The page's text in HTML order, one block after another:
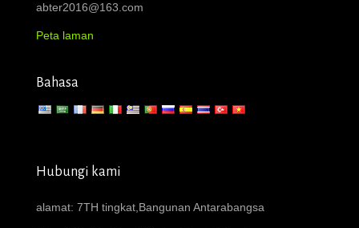
abter2016@163.com
Peta laman
Bahasa
Hubungi kami
alamat: 7TH tingkat,Bangunan Antarabangsa